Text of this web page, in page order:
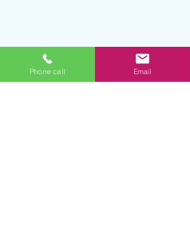
Phone call Email